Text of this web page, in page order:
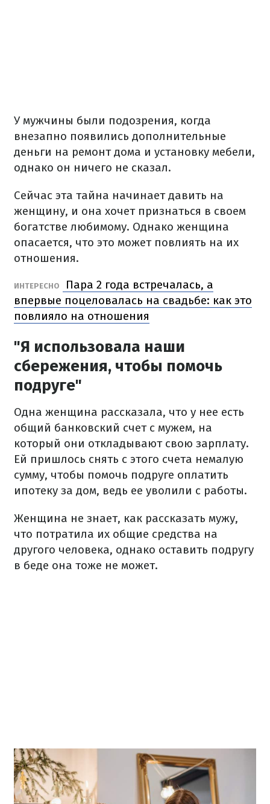
У мужчины были подозрения, когда
внезапно появились дополнительные
деньги на ремонт дома и установку мебели,
однако он ничего не сказал.
Сейчас эта тайна начинает давить на
женщину, и она хочет признаться в своем
богатстве любимому. Однако женщина
опасается, что это может повлиять на их
отношения.
ИНТЕРЕСНО
Пара 2 года встречалась, а
впервые поцеловалась на свадьбе: как это
повлияло на отношения
"Я использовала наши
сбережения, чтобы помочь
подруге"
Одна женщина рассказала, что у нее есть
общий банковский счет с мужем, на
который они откладывают свою зарплату.
Ей пришлось снять с этого счета немалую
сумму, чтобы помочь подруге оплатить
ипотеку за дом, ведь ее уволили с работы.
Женщина не знает, как рассказать мужу,
что потратила их общие средства на
другого человека, однако оставить подругу
в беде она тоже не может.